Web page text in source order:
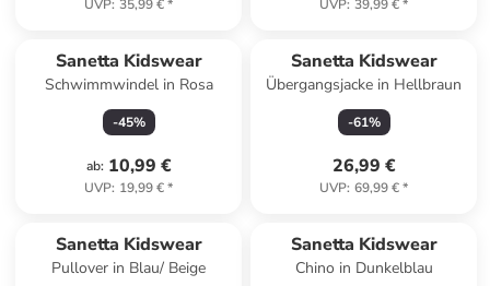
UVP: 35,99 €* UVP: 39,99 €*
Sanetta Kidswear
Schwimmwindel in Rosa
-45%
ab: 10,99 €
UVP: 19,99 €*
Sanetta Kidswear
Übergangsjacke in Hellbraun
-61%
26,99 €
UVP: 69,99 €*
Sanetta Kidswear
Pullover in Blau/ Beige
Sanetta Kidswear
Chino in Dunkelblau